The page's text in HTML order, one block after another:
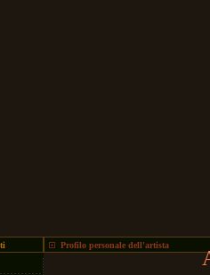
Profilo personale dell'artista